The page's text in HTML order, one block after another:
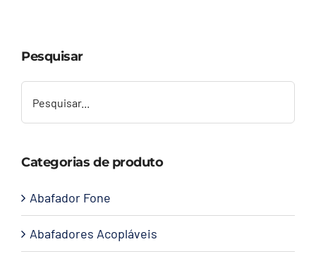
Contato
Pesquisar
Categorias de produto
Abafador Fone
Abafadores Acopláveis